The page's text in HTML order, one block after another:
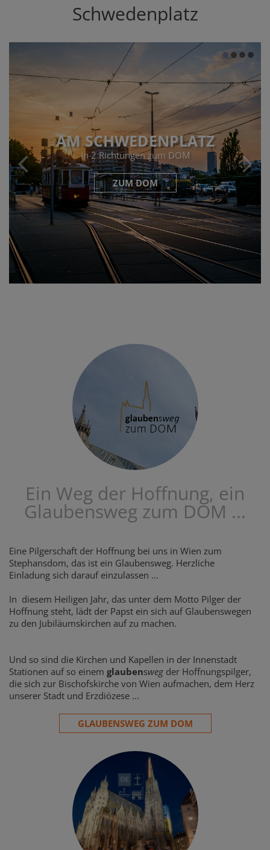
Schwedenplatz
AM SCHWEDENPLATZ
in 2 Richtungen zum DOM
ZUM DOM
Ein Weg der Hoffnung, ein
Glaubensweg zum DOM ...
Eine Pilgerschaft der Hoffnung bei uns in Wien zum
Stephansdom, das ist ein Glaubensweg. Herzliche
Einladung sich darauf einzulassen ...
In diesem Heiligen Jahr, das unter dem Motto Pilger der
Hoffnung steht, lädt der Papst ein sich auf Glaubenswegen
zu den Jubiläumskirchen auf zu machen.
Und so sind die Kirchen und Kapellen in der Innenstadt
Stationen auf so einem glaubensweg der Hoffnungspilger,
die sich zur Bischofskirche von Wien aufmachen, dem Herz
unserer Stadt und Erzdiözese ...
GLAUBENSWEG ZUM DOM